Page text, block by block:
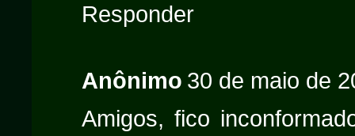
Responder
Anônimo 30 de maio de
Amigos, fico